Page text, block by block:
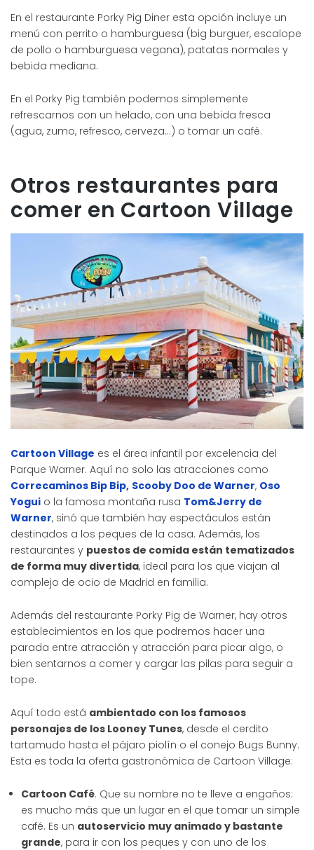
En el restaurante Porky Pig Diner esta opción incluye un
menú con perrito o hamburguesa (big burguer, escalope
de pollo o hamburguesa vegana), patatas normales y
bebida mediana.
En el Porky Pig también podemos simplemente
refrescarnos con un helado, con una bebida fresca
(agua, zumo, refresco, cerveza…) o tomar un café.
Otros restaurantes para
comer en Cartoon Village
Cartoon Village es el área infantil por excelencia del
Parque Warner. Aquí no solo las atracciones como
Correcaminos Bip Bip, Scooby Doo de Warner, Oso
Yogui o la famosa montaña rusa Tom&Jerry de
Warner, sinó que también hay espectáculos están
destinados a los peques de la casa. Además, los
restaurantes y puestos de comida están tematizados
de forma muy divertida, ideal para los que viajan al
complejo de ocio de Madrid en familia.
Además del restaurante Porky Pig de Warner, hay otros
establecimientos en los que podremos hacer una
parada entre atracción y atracción para picar algo, o
bien sentarnos a comer y cargar las pilas para seguir a
tope.
Aquí todo está ambientado con los famosos
personajes de los Looney Tunes, desde el cerdito
tartamudo hasta el pájaro piolín o el conejo Bugs Bunny.
Esta es toda la oferta gastronómica de Cartoon Village:
Cartoon Café. Que su nombre no te lleve a engaños:
es mucho más que un lugar en el que tomar un simple
café. Es un autoservicio muy animado y bastante
grande, para ir con los peques y con uno de los